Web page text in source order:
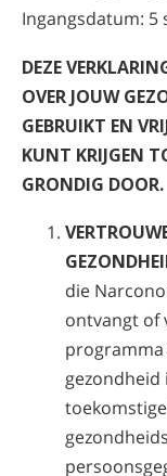
Ingangsdatum: 5
DEZE
OVER JOUW
GEBRUIKT EN
KUNT KRIJGEN
GRONDIG DOOR.
die
ontvangt of